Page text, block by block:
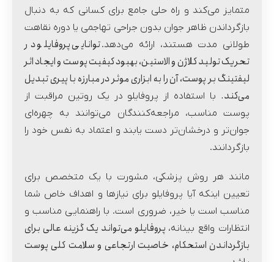
متمایز می‌کند و راه حلی جامع برای کسانی که به دنبال
بازگرداندن ظاهر جوان بدون جراحی تهاجمی یا دوره نقاهت
طولانی مدت هستند، ارائه می‌دهد.توانایی پروفایلو در
تحریک تولید کلاژن و الاستین، بهبود کیفیت پوست و ایجاد اثر
لیفتینگ بر پوست، آن را به ابزاری موثر در مبارزه با پیری تبدیل
می‌کند. با استفاده از پروفایلو در یک روتین مراقبت از
پوست مناسب، مراجعه‌کنندگان می‌توانند به چهره‌ای
جوان‌تر و درخشان‌تر دست یابند و اعتماد به نفس خود را
بازگردانند.
مانند هر روش پزشکی، مشورت با یک متخصص برای
تعیین اینکه آیا پروفایلو برای نیازها و اهداف خاص شما
مناسب است یا خیر، ضروری است. با راهنمایی مناسب و
انتظارات واقع بینانه، پروفایلو می‌تواند یک گزینه عالی برای
بازگرداندن استحکام، خاصیت ارتجاعی و سلامت کلی پوست